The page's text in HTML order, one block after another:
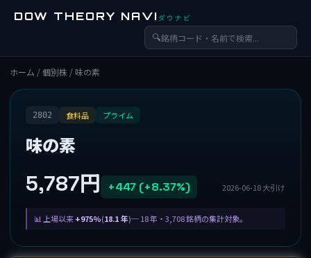
DOW THEORY NAVI ダウナビ
🔍
ホーム /個別株 / 味の素
2802 食料品 プライム
味の素
5,787円 +447 (+8.37%) 2026-06-18 大引け
上場以来+975%(18.1 年)─ 18 年・3,708 銘柄の集計対象。